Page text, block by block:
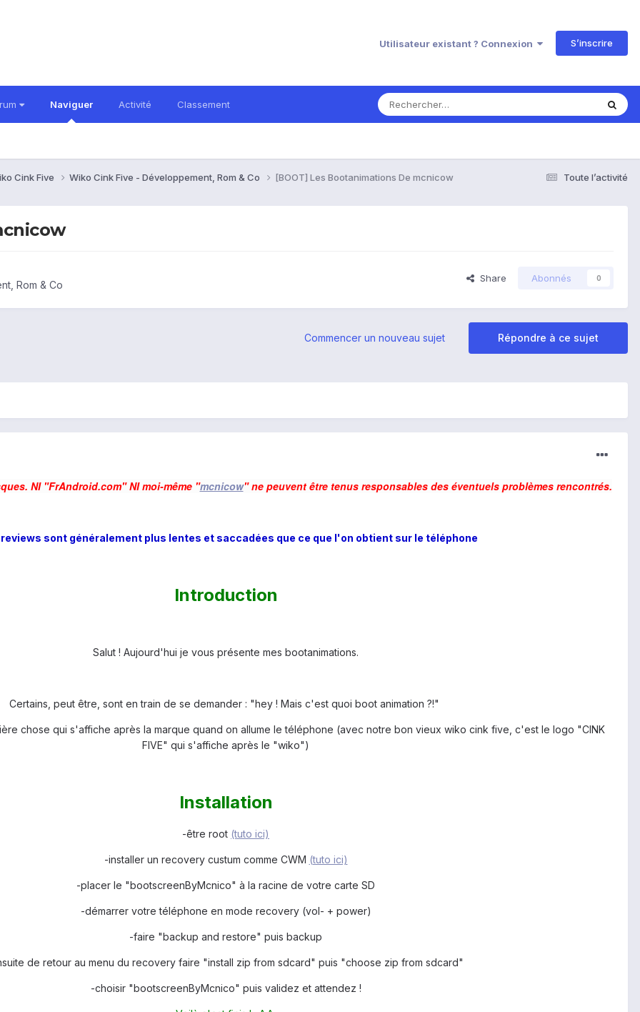
Utilisateur existant ? Connexion S’inscrire
Naviguer Activité Classement
Toute l’activité
Cink Five Wiko Cink Five - Développement, Rom & Co [BOOT] Les Bootanimations De mcnicow
Rom & Co
Share Abonnés 0
Répondre à ce sujet
Commencer un nouveau sujet
NI "FrAndroid.com" NI moi-même "mcnicow" ne peuvent être tenus responsables des éventuels problèmes rencontrés.
sont généralement plus lentes et saccadées que ce que l'on obtient sur le téléphone
Introduction
Salut ! Aujourd'hui je vous présente mes bootanimations.
Certains, peut être, sont en train de se demander : "hey ! Mais c'est quoi boot animation ?!"
chose qui s'affiche après la marque quand on allume le téléphone (avec notre bon vieux wiko cink five, c'est le logo "CINK
FIVE" qui s'affiche après le "wiko")
Installation
-être root (tuto ici)
-installer un recovery custum comme CWM (tuto ici)
-placer le "bootscreenByMcnico" à la racine de votre carte SD
-démarrer votre téléphone en mode recovery (vol- + power)
-faire "backup and restore" puis backup
de retour au menu du recovery faire "install zip from sdcard" puis "choose zip from sdcard"
-choisir "bootscreenByMcnico" puis validez et attendez !